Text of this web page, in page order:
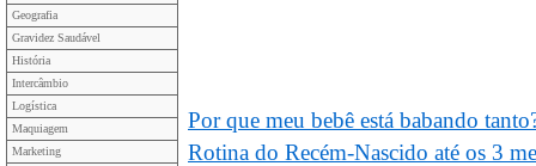
Geografia
Gravidez Saudável
História
Intercâmbio
Logística
Maquiagem
Marketing
Por que meu bebê está babando
Rotina do Recém-Nascido até os 3